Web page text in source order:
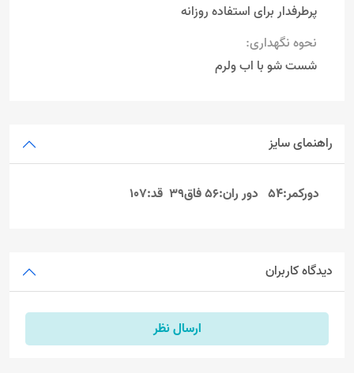
پرطرفدار برای استفاده روزانه
نحوه نگهداری:
شست شو با اب ولرم
راهنمای سایز
دورکمر:54 دور ران:56 فاق39 قد:107
دیدگاه کاربران
ارسال نظر